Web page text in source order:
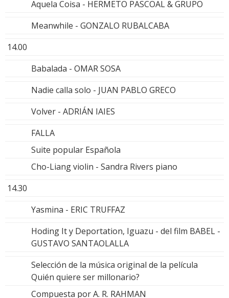
Aquela Coisa - HERMETO PASCOAL & GRUPO
Meanwhile - GONZALO RUBALCABA
14.00
Babalada - OMAR SOSA
Nadie calla solo - JUAN PABLO GRECO
Volver - ADRIÁN IAIES
FALLA
Suite popular Española
Cho-Liang violin - Sandra Rivers piano
14.30
Yasmina - ERIC TRUFFAZ
Hoding It y Deportation, Iguazu - del film BABEL -
GUSTAVO SANTAOLALLA
Selección de la música original de la película
Quién quiere ser millonario?
Compuesta por A. R. RAHMAN